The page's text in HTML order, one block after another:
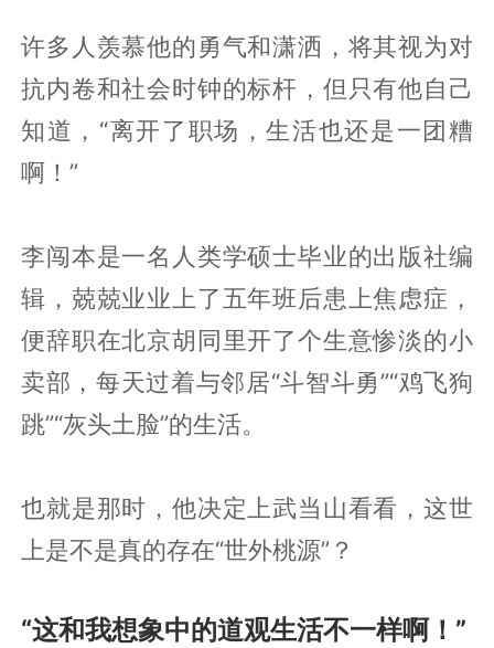
许多人羡慕他的勇气和潇洒，将其视为对
抗内卷和社会时钟的标杆，但只有他自己
知道，“离开了职场，生活也还是一团糟
啊！”
李闯本是一名人类学硕士毕业的出版社编
辑，兢兢业业上了五年班后患上焦虑症，
便辞职在北京胡同里开了个生意惨淡的小
卖部，每天过着与邻居“斗智斗勇”“鸡飞狗
跳”“灰头土脸”的生活。
也就是那时，他决定上武当山看看，这世
上是不是真的存在“世外桃源”？
“这和我想象中的道观生活不一样啊！”